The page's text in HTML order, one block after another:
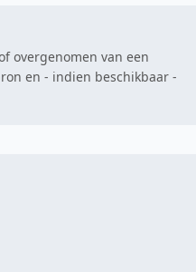
overgenomen van een
en - indien beschikbaar -